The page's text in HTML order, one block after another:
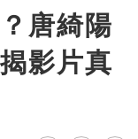
唐綺陽
影片真